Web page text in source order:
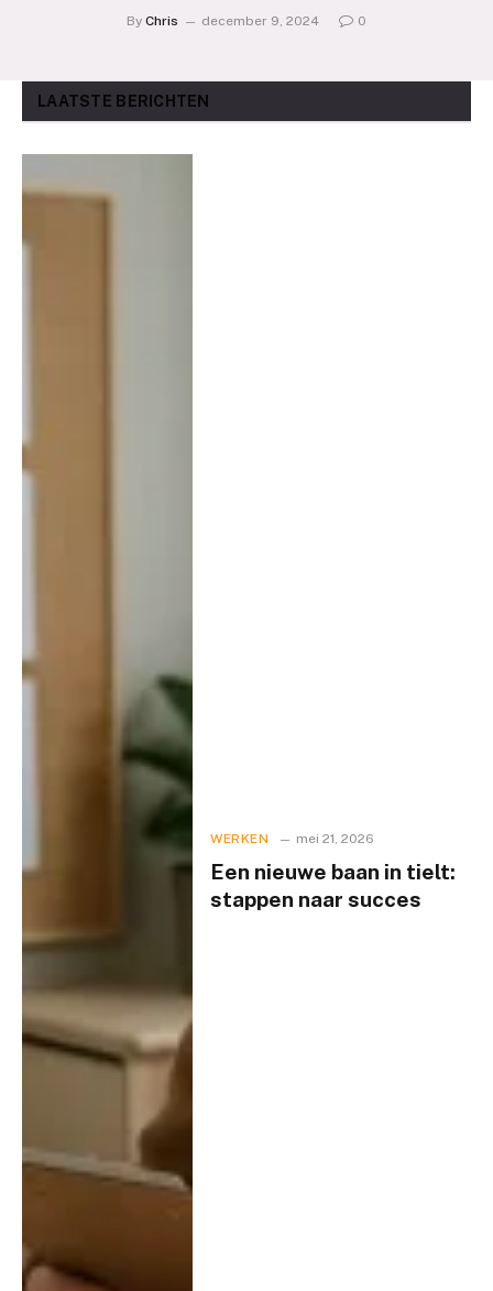
By Chris december 9, 2024 0
LAATSTE BERICHTEN
WERKEN mei 21, 2026
Een nieuwe baan in tielt:
stappen naar succes